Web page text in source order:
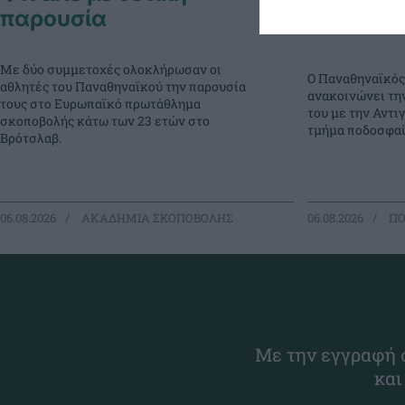
παρουσία
Με δύο συμμετοχές ολοκλήρωσαν οι
αθλητές του Παναθηναϊκού την παρουσία
τους στο Ευρωπαϊκό πρωτάθλημα
σκοποβολής κάτω των 23 ετών στο
Βρότσλαβ.
06.08.2026 ΑΚΑΔΗΜΙΑ ΣΚΟΠΟΒΟΛΗΣ
Ο
ανακοινώνει
του με την
τμήμα
06.08.2026
Με την εγγραφή